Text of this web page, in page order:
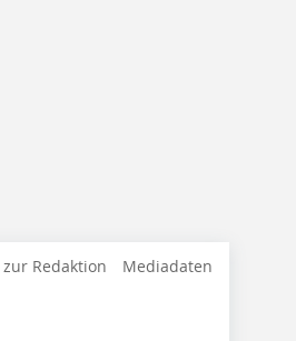
Redaktion Mediadaten